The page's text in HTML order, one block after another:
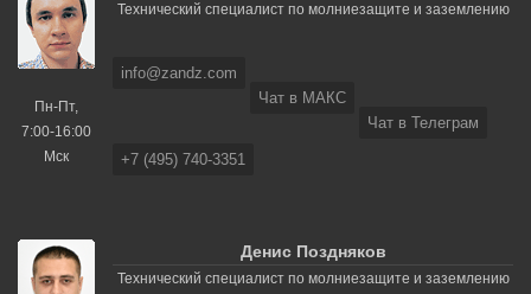
Пн-Пт,
7:00-16:00
Мск
Технический специалист по молниезащите и заземлению
info@zandz.com
Чат в МАКС
Чат в Телеграм
+7 (495) 740-3351
Денис Поздняков
Технический специалист по молниезащите и заземлению